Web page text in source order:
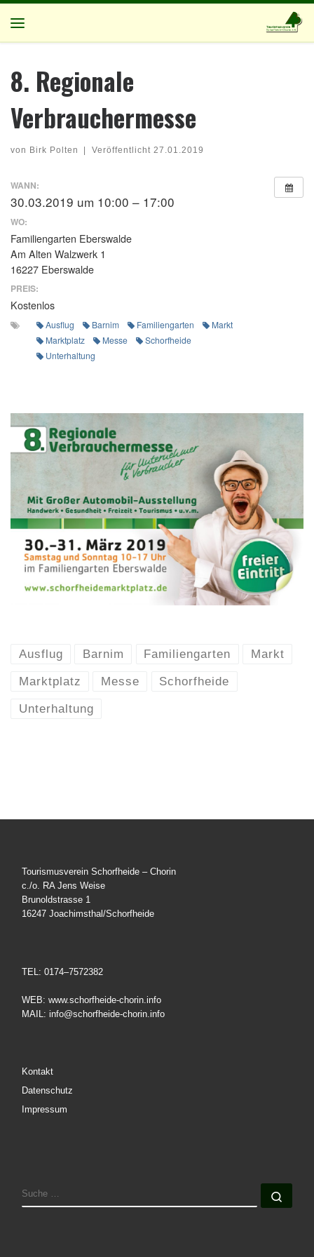
Zum Inhalt springen
8. Regionale
Verbrauchermesse
von Birk Polten | Veröffentlicht 27.01.2019
WANN:
30.03.2019 um 10:00 – 17:00
WO:
Familiengarten Eberswalde
Am Alten Walzwerk 1
16227 Eberswalde
PREIS:
Kostenlos
Ausflug Barnim Familiengarten
Markt
Marktplatz
Messe
Schorfheide
Unterhaltung
Ausflug Barnim Familiengarten Markt
Marktplatz Messe Schorfheide
Unterhaltung
Tourismusverein Schorfheide – Chorin
c./o. RA Jens Weise
Brunoldstrasse 1
16247 Joachimsthal/Schorfheide
TEL: 0174–7572382
WEB: www.schorfheide-chorin.info
MAIL: info@schorfheide-chorin.info
Kontakt
Datenschutz
Impressum
SUCHE